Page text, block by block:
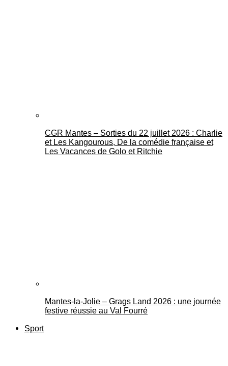
CGR Mantes – Sorties du 22 juillet 2026 : Charlie
et Les Kangourous, De la comédie française et
Les Vacances de Golo et Ritchie
Mantes-la-Jolie – Grags Land 2026 : une journée
festive réussie au Val Fourré
Sport